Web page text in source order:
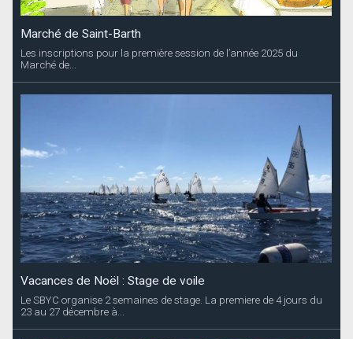
Marché de Saint-Barth
Les inscriptions pour la première session de l’année 2025 du
Marché de...
Vacances de Noël : Stage de voile
Le SBYC organise 2 semaines de stage. La premiere de 4 jours du
23 au 27 décembre à...